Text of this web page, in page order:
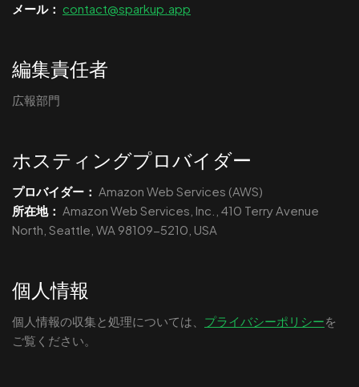
メール： contact@sparkup.app
編集責任者
広報部門
ホスティングプロバイダー
プロバイダー： Amazon Web Services (AWS)
所在地： Amazon Web Services, Inc., 410 Terry Avenue
North, Seattle, WA 98109-5210, USA
個人情報
個人情報の収集と処理については、 プライバシーポリシーを
ご覧ください。